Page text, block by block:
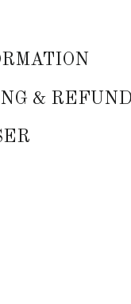
dynamiske spiralform
Specifikationer
Designer: Constantin
&